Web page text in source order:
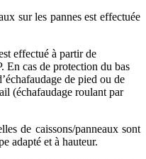
sur les pannes est effectuée
effectué à partir de
En cas de protection du bas
de pied ou de
(échafaudage roulant par
de caissons/panneaux sont
adapté et à hauteur.